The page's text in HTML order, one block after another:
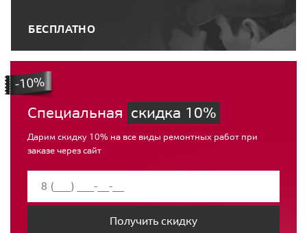
БЕСПЛАТНО
Специальная скидка 10%
Дарим скидку 10% на все виды ремонтных работ при
заказе через сайт
Получить скидку